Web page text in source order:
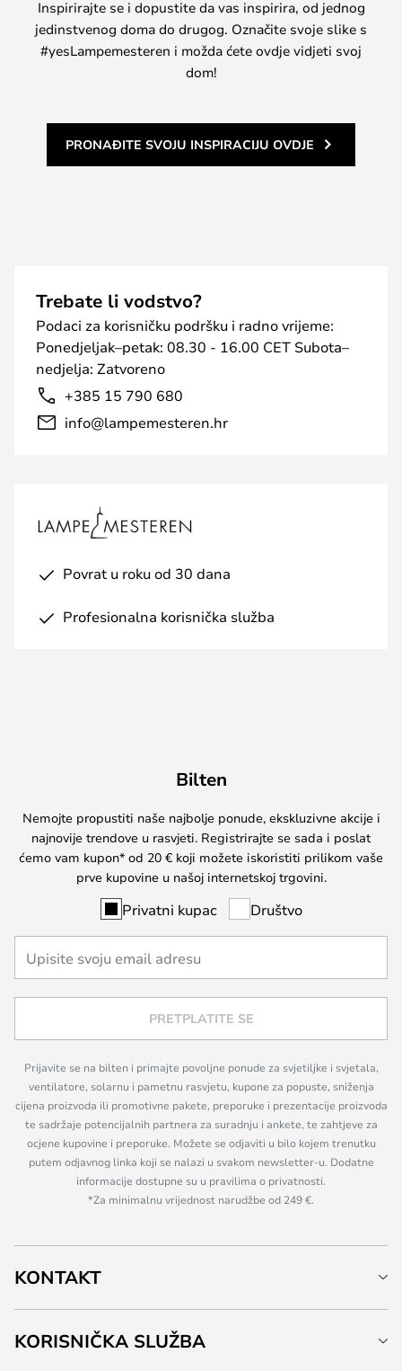
Inspirirajte se i dopustite da vas inspirira, od jednog
jedinstvenog doma do drugog. Označite svoje slike s
#yesLampemesteren i možda ćete ovdje vidjeti svoj
dom!
PRONAĐITE SVOJU INSPIRACIJU OVDJE
Trebate li vodstvo?
Podaci za korisničku podršku i radno vrijeme:
Ponedjeljak–petak: 08.30 - 16.00 CET Subota–
nedjelja: Zatvoreno
+385 15 790 680
info@lampemesteren.hr
Povrat u roku od 30 dana
Profesionalna korisnička služba
Bilten
Nemojte propustiti naše najbolje ponude, ekskluzivne akcije i
najnovije trendove u rasvjeti. Registrirajte se sada i poslat
ćemo vam kupon* od 20 € koji možete iskoristiti prilikom vaše
prve kupovine u našoj internetskoj trgovini.
Privatni kupac Društvo
PRETPLATITE SE
Prijavite se na bilten i primajte povoljne ponude za svjetiljke i svjetala,
ventilatore, solarnu i pametnu rasvjetu, kupone za popuste, sniženja
cijena proizvoda ili promotivne pakete, preporuke i prezentacije proizvoda
te sadržaje potencijalnih partnera za suradnju i ankete, te zahtjeve za
ocjene kupovine i preporuke. Možete se odjaviti u bilo kojem trenutku
putem odjavnog linka koji se nalazi u svakom newsletter-u. Dodatne
informacije dostupne su u pravilima o privatnosti.
*Za minimalnu vrijednost narudžbe od 249 €.
KONTAKT
KORISNIČKA SLUŽBA